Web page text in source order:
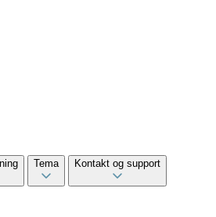
Tema Kontakt og support